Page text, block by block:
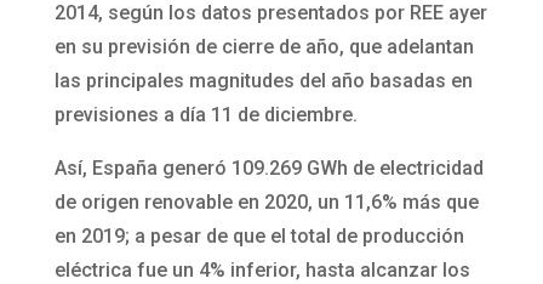
2014, según los datos presentados por REE ayer
en su previsión de cierre de año, que adelantan
las principales magnitudes del año basadas en
previsiones a día 11 de diciembre.
Así, España generó 109.269 GWh de electricidad
de origen renovable en 2020, un 11,6% más que
en 2019; a pesar de que el total de producción
eléctrica fue un 4% inferior, hasta alcanzar los